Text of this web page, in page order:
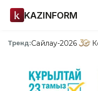
KAZINFORM
Тренд:Сайлау-2026